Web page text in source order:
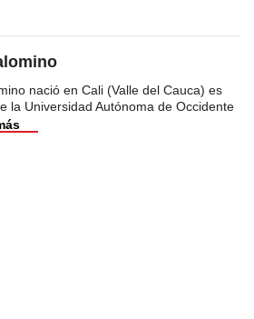
nació en Cali (Valle del Cauca) es
la Universidad Autónoma de Occidente